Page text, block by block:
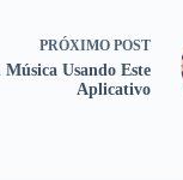
PRÓXIMO POST
Usando Este
Aplicativo